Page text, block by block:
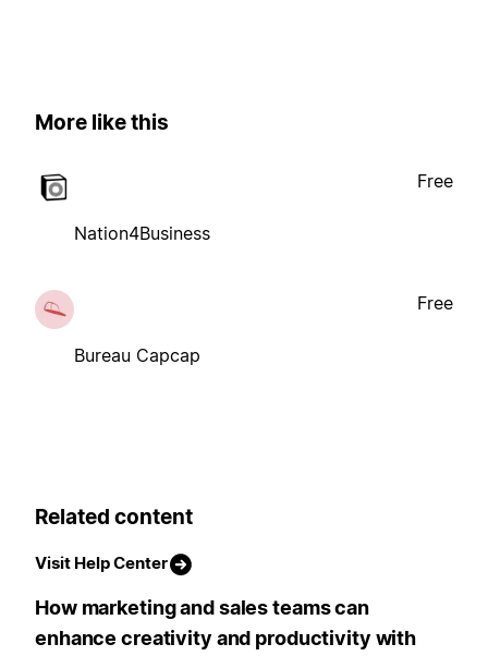
More like this
Nation4Business
Free
Bureau Capcap
Free
Related content
Visit Help Center
How marketing and sales teams can
enhance creativity and productivity with